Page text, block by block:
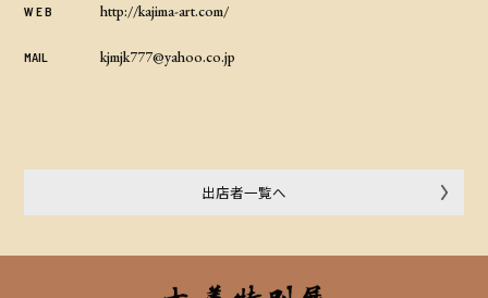
W E B http://kajima-art.com/
MAIL kjmjk777@yahoo.co.jp
出店者一覧へ